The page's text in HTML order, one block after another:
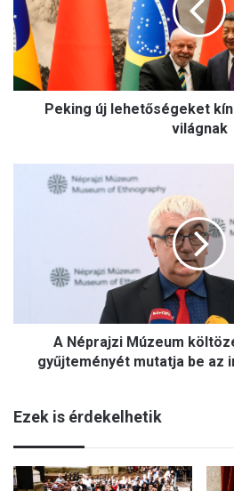
n
g
ú
l
t
B
r
a
z
Peking új lehetőségeket
világnak
i
u
ö
A Néprajzi Múzeum
gyűjteményét mutatja be az
Ezek is érdekelhetik